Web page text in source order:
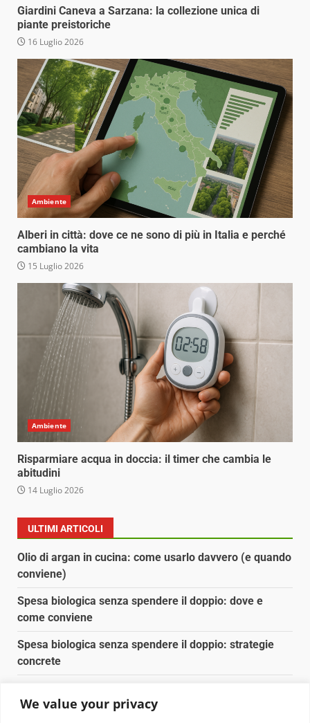
We value your privacy
Giardini Caneva a Sarzana: la collezione unica di
piante preistoriche
16 Luglio 2026
Ambiente
Alberi in città: dove ce ne sono di più in Italia e perché
cambiano la vita
15 Luglio 2026
Ambiente
Risparmiare acqua in doccia: il timer che cambia le
abitudini
14 Luglio 2026
ULTIMI ARTICOLI
Olio di argan in cucina: come usarlo davvero (e quando
conviene)
Spesa biologica senza spendere il doppio: dove e
come conviene
Spesa biologica senza spendere il doppio: strategie
concrete
Pulizia naturale della casa: 3 ingredienti che